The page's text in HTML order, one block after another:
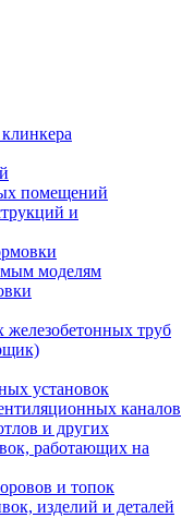
помещений
и
моделям
труб
установок
каналов
и других
работающих на
и топок
изделий и деталей